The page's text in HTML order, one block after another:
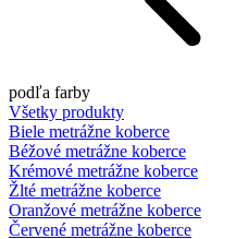
podľa farby
Všetky produkty
Biele metrážne koberce
Béžové metrážne koberce
Krémové metrážne koberce
Žlté metrážne koberce
Oranžové metrážne koberce
Červené metrážne koberce